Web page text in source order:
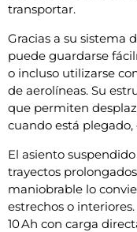
transportar.
Gracias a su sistema
puede guardarse
o incluso utilizarse
de aerolíneas. Su
que permiten
cuando está
El asiento
trayectos
maniobrable lo
estrechos o
10 Ah con carga